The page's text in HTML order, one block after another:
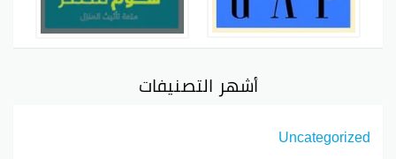
أشهر التصنيفات
Uncategorized